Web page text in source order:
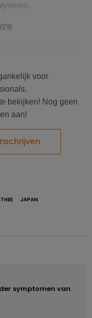
een prospectief
questionnaire
een Japanse
dan de mediaan,
voor
bekijken! Nog geen
aan!
JAPAN
symptomen van